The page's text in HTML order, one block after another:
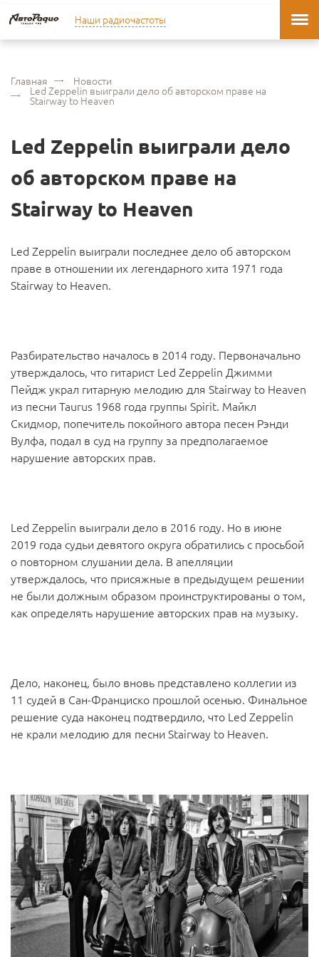
Наши радиочастоты
Главная Новости
Led Zeppelin выиграли дело об авторском праве на
Stairway to Heaven
Led Zeppelin выиграли дело
об авторском праве на
Stairway to Heaven
Led Zeppelin выиграли последнее дело об авторском
праве в отношении их легендарного хита 1971 года
Stairway to Heaven.
Разбирательство началось в 2014 году. Первоначально
утверждалось, что гитарист Led Zeppelin Джимми
Пейдж украл гитарную мелодию для Stairway to Heaven
из песни Taurus 1968 года группы Spirit. Майкл
Скидмор, попечитель покойного автора песен Рэнди
Вулфа, подал в суд на группу за предполагаемое
нарушение авторских прав.
Led Zeppelin выиграли дело в 2016 году. Но в июне
2019 года судьи девятого округа обратились с просьбой
о повторном слушании дела. В апелляции
утверждалось, что присяжные в предыдущем решении
не были должным образом проинструктированы о том,
как определять нарушение авторских прав на музыку.
Дело, наконец, было вновь представлено коллегии из
11 судей в Сан-Франциско прошлой осенью. Финальное
решение суда наконец подтвердило, что Led Zeppelin
не крали мелодию для песни Stairway to Heaven.